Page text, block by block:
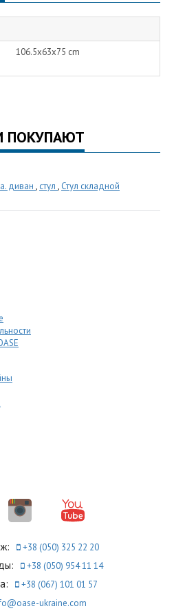
106.5x63x75 cm
ПОКУПАЮТ
диван , стул , Стул складной
+38 (050) 325 22 20
+38 (050) 954 11 14
+38 (067) 101 01 57
ukraine.com